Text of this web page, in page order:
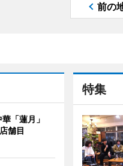
前の
特集
華「蓮月」
舗目